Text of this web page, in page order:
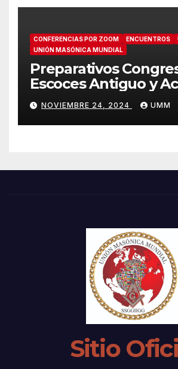
CONFERENCIAS POR ZOOM ENCUENTROS
UNIÓN MASÓNICA MUNDIAL
Preparativos
Escoces Antiguo y
NOVIEMBRE 24, 2024 UMM
Sitio